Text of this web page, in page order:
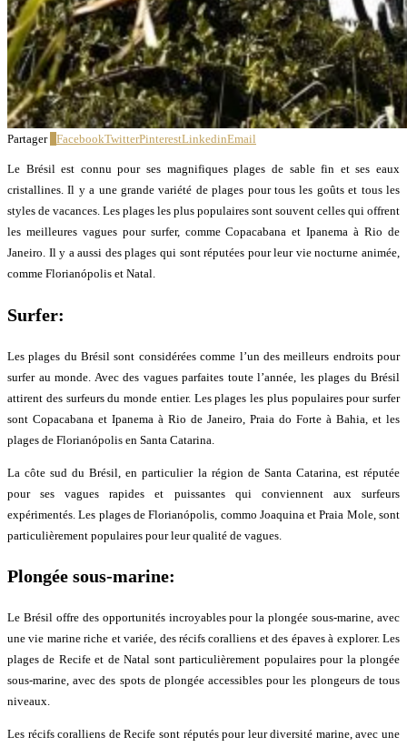
Partager FacebookTwitterPinterestLinkedinEmail
Le Brésil est connu pour ses magnifiques plages de sable fin et ses eaux
cristallines. Il y a une grande variété de plages pour tous les goûts et tous les
styles de vacances. Les plages les plus populaires sont souvent celles qui offrent
les meilleures vagues pour surfer, comme Copacabana et Ipanema à Rio de
Janeiro. Il y a aussi des plages qui sont réputées pour leur vie nocturne animée,
comme Florianópolis et Natal.
Surfer:
Les plages du Brésil sont considérées comme l’un des meilleurs endroits pour
surfer au monde. Avec des vagues parfaites toute l’année, les plages du Brésil
attirent des surfeurs du monde entier. Les plages les plus populaires pour surfer
sont Copacabana et Ipanema à Rio de Janeiro, Praia do Forte à Bahia, et les
plages de Florianópolis en Santa Catarina.
La côte sud du Brésil, en particulier la région de Santa Catarina, est réputée
pour ses vagues rapides et puissantes qui conviennent aux surfeurs
expérimentés. Les plages de Florianópolis, commo Joaquina et Praia Mole, sont
particulièrement populaires pour leur qualité de vagues.
Plongée sous-marine:
Le Brésil offre des opportunités incroyables pour la plongée sous-marine, avec
une vie marine riche et variée, des récifs coralliens et des épaves à explorer. Les
plages de Recife et de Natal sont particulièrement populaires pour la plongée
sous-marine, avec des spots de plongée accessibles pour les plongeurs de tous
niveaux.
Les récifs coralliens de Recife sont réputés pour leur diversité marine, avec une